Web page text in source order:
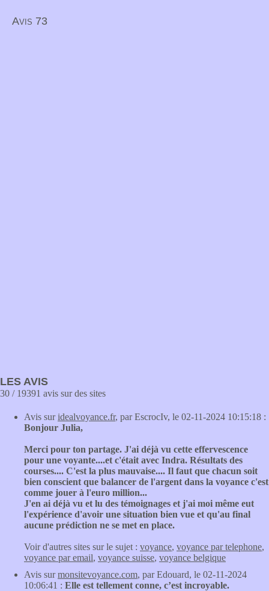
Avis 73
LES AVIS
30 / 19391 avis sur des sites
Avis suridealvoyance.fr, par EscrocIv, le 02-11-2024 10:15:18 :
Bonjour Julia,
Merci pour ton partage. J'ai déjà vu cette effervescence
pour une voyante....et c'était avec Indra. Résultats des
courses.... C'est la plus mauvaise.... Il faut que chacun soit
bien conscient que balancer de l'argent dans la voyance c'est
comme jouer à l'euro million...
J'en ai déjà vu et lu des témoignages et j'ai moi même eut
l'expérience d'avoir une situation bien vue et qu'au final
aucune prédiction ne se met en place.
Voir d'autres sites sur le sujet : voyance, voyance par telephone,
voyance par email, voyance suisse, voyance belgique
Avis surmonsitevoyance.com, par Edouard, le 02-11-2024
10:06:41 : Elle est tellement conne, c’est incroyable.